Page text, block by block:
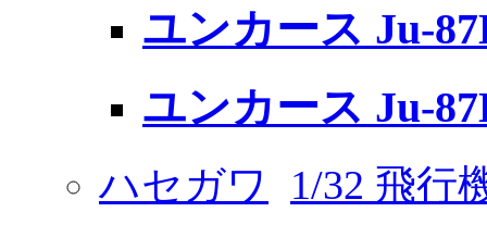
ユンカース Ju-
ユンカース Ju-
ハセガワ 1/32 飛行